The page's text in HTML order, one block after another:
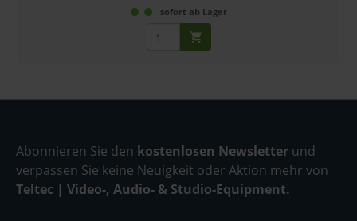
sofort ab Lager
Abonnieren Sie den kostenlosen Newsletter und
verpassen Sie keine Neuigkeit oder Aktion mehr von
Teltec | Video-, Audio- & Studio-Equipment.